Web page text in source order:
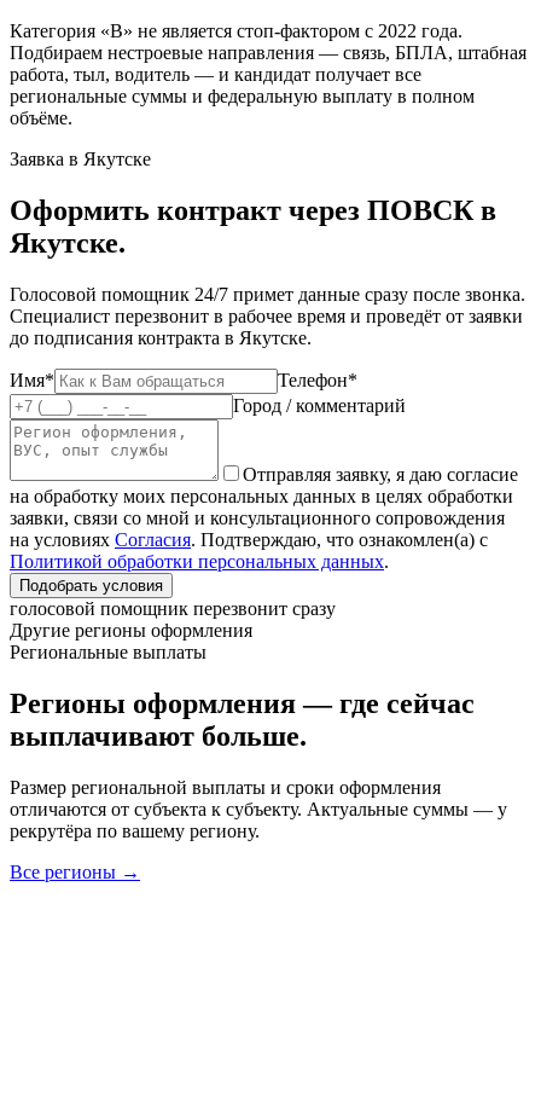
Категория «В» не является стоп-фактором с 2022 года.
Подбираем нестроевые направления — связь, БПЛА, штабная
работа, тыл, водитель — и кандидат получает все
региональные суммы и федеральную выплату в полном
объёме.
Заявка в Якутске
Оформить контракт через ПОВСК в
Якутске.
Голосовой помощник 24/7 примет данные сразу после звонка.
Специалист перезвонит в рабочее время и проведёт от заявки
до подписания контракта в Якутске.
Имя*
Телефон*
Город / комментарий
Отправляя заявку, я даю согласие
на обработку моих персональных данных в целях обработки
заявки, связи со мной и консультационного сопровождения
на условиях Согласия. Подтверждаю, что ознакомлен(а) с
Политикой обработки персональных данных.
Подобрать условия
голосовой помощник перезвонит сразу
Другие регионы оформления
Региональные выплаты
Регионы оформления — где сейчас
выплачивают больше.
Размер региональной выплаты и сроки оформления
отличаются от субъекта к субъекту. Актуальные суммы — у
рекрутёра по вашему региону.
Все регионы →